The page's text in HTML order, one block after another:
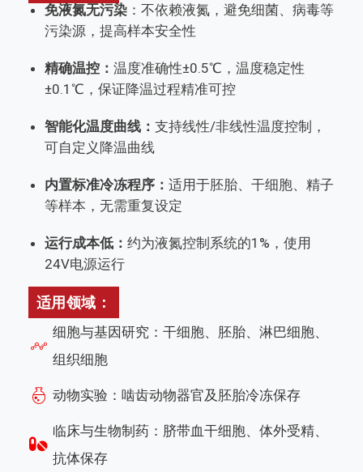
免液氮无污染 ：不依赖液氮，避免细菌、病毒等
污染源，提高样本安全性
精确温控： 温度准确性±0.5℃，温度稳定性
±0.1℃，保证降温过程精准可控
智能化温度曲线： 支持线性/非线性温度控制，
可自定义降温曲线
内置标准冷冻程序： 适用于胚胎、干细胞、精子
等样本，无需重复设定
运行成本低： 约为液氮控制系统的1%，使用
24V电源运行
适用领域：
细胞与基因研究：干细胞、胚胎、淋巴细胞、
组织细胞
动物实验：啮齿动物器官及胚胎冷冻保存
临床与生物制药：脐带血干细胞、体外受精、
抗体保存